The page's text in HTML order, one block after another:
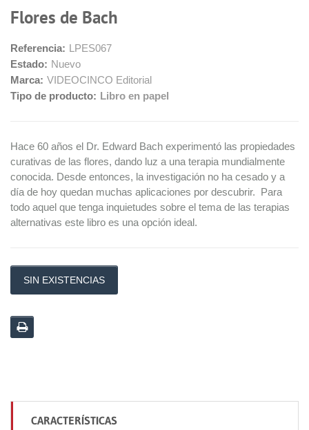
Flores de Bach
Referencia: LPES067
Estado: Nuevo
Marca: VIDEOCINCO Editorial
Tipo de producto: Libro en papel
Hace 60 años el Dr. Edward Bach experimentó las propiedades
curativas de las flores, dando luz a una terapia mundialmente
conocida. Desde entonces, la investigación no ha cesado y a
día de hoy quedan muchas aplicaciones por descubrir. Para
todo aquel que tenga inquietudes sobre el tema de las terapias
alternativas este libro es una opción ideal.
SIN EXISTENCIAS
CARACTERÍSTICAS